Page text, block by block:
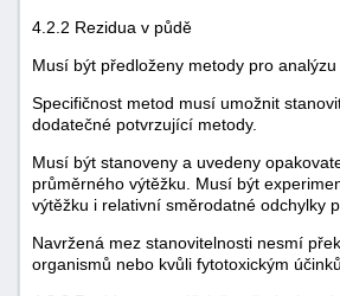
4.2.2 Rezidua v půdě
Musí být předloženy metody pro
Specifičnost metod musí umožnit
dodatečné potvrzující metody.
Musí být stanoveny a uvedeny
průměrného výtěžku. Musí být
výtěžku i relativní směrodatné odchylky
Navržená mez stanovitelnosti nesmí
organismů nebo kvůli fytotoxickým